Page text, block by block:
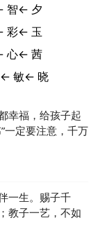
智← 夕
彩← 玉
心← 茜
敏← 晓
幸福，给孩子起
一定要注意，千万
一生。赐子千
教子一艺，不如